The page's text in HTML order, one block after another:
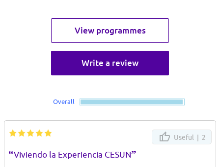
View programmes
Write a review
Overall
Useful | 2
“Viviendo la Experiencia CESUN”